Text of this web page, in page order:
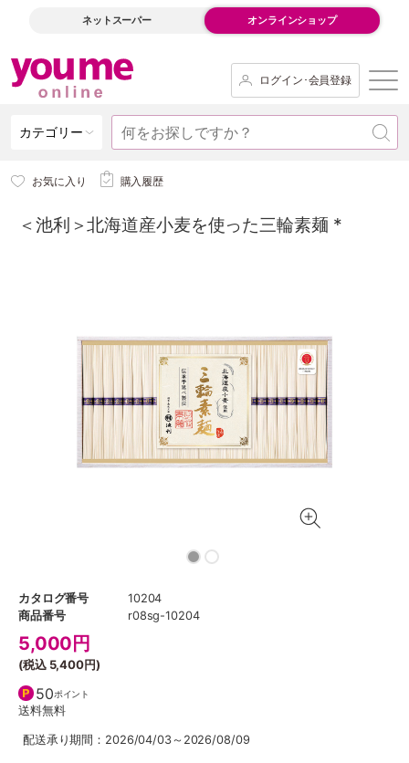
ネットスーパー オンラインショップ
ログイン･会員登録
カテゴリー
お気に入り 購入履歴
＜池利＞北海道産小麦を使った三輪素麺 *
カタログ番号
10204
商品番号
r08sg-10204
5,000 円
(税込 5,400円)
50ポイント
送料無料
配送承り期間：2026/04/03～2026/08/09